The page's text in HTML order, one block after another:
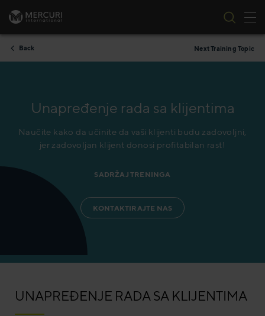
Skip to content
Back Next Training Topic
Unapređenje rada sa klijentima
Naučite kako da učinite da vaši klijenti budu zadovoljni,
jer zadovoljan klijent donosi profitabilan rast!
SADRŽAJ TRENINGA
KONTAKTIRAJTE NAS
UNAPREĐENJE RADA SA KLIJENTIMA